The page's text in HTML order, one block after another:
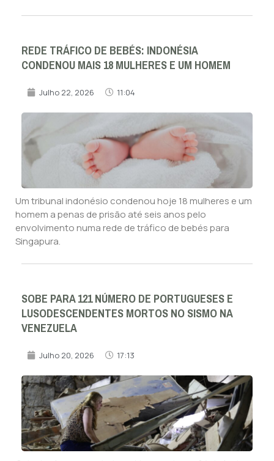
REDE TRÁFICO DE BEBÉS: INDONÉSIA
CONDENOU MAIS 18 MULHERES E UM HOMEM
Julho 22, 2026 11:04
Um tribunal indonésio condenou hoje 18 mulheres e um
homem a penas de prisão até seis anos pelo
envolvimento numa rede de tráfico de bebés para
Singapura.
SOBE PARA 121 NÚMERO DE PORTUGUESES E
LUSODESCENDENTES MORTOS NO SISMO NA
VENEZUELA
Julho 20, 2026 17:13